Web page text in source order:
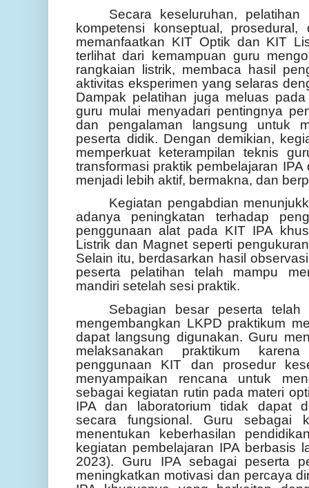
Secara keseluruhan,
kompetensi konseptual,
memanfaatkan KIT Optik dan KIT
terlihat dari kemampuan guru
rangkaian listrik, membaca hasil
aktivitas eksperimen yang selaras
Dampak pelatihan juga meluas
guru mulai menyadari pentingnya
dan pengalaman langsung untuk
peserta didik. Dengan demikian,
memperkuat keterampilan teknis
transformasi praktik pembelajaran
menjadi lebih aktif, bermakna, dan
Kegiatan pengabdian
adanya peningkatan terhadap
penggunaan alat pada KIT IPA
Listrik dan Magnet seperti
Selain itu, berdasarkan hasil
peserta pelatihan telah mampu
mandiri setelah sesi praktik.
Sebagian besar peserta
mengembangkan LKPD praktikum
dapat langsung digunakan. Guru
melaksanakan praktikum
penggunaan KIT dan prosedur
menyampaikan rencana untuk
sebagai kegiatan rutin pada materi
IPA dan laboratorium tidak dapat
secara fungsional. Guru sebagai
menentukan keberhasilan
kegiatan pembelajaran IPA berbasis
2023). Guru IPA sebagai peserta
meningkatkan motivasi dan percaya